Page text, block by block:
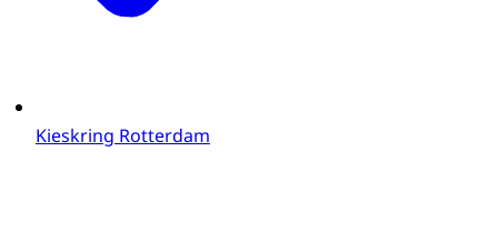
Kieskring Rotterdam